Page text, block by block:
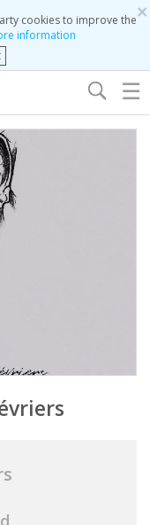
×
cookies to improve the
information
☰